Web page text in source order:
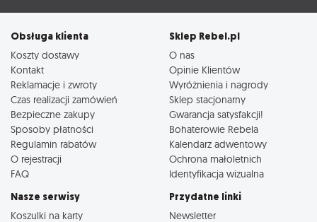
Obsługa klienta
Koszty dostawy
Kontakt
Reklamacje i zwroty
Czas realizacji zamówień
Bezpieczne zakupy
Sposoby płatności
Regulamin rabatów
O rejestracji
FAQ
Sklep Rebel.pl
O nas
Opinie Klientów
Wyróżnienia i nagrody
Sklep stacjonarny
Gwarancja satysfakcji!
Bohaterowie Rebela
Kalendarz adwentowy
Ochrona małoletnich
Identyfikacja wizualna
Nasze serwisy
Koszulki na karty
Przydatne linki
Newsletter